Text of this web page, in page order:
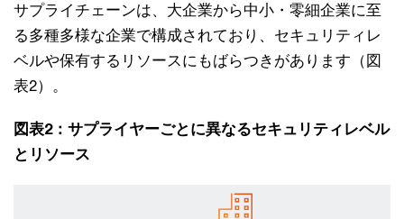
サプライチェーンは、大企業から中小・零細企業に至
る多種多様な企業で構成されており、セキュリティレ
ベルや保有するリソースにもばらつきがあります（図
表2）。
図表2：サプライヤーごとに異なるセキュリティレベル
とリソース